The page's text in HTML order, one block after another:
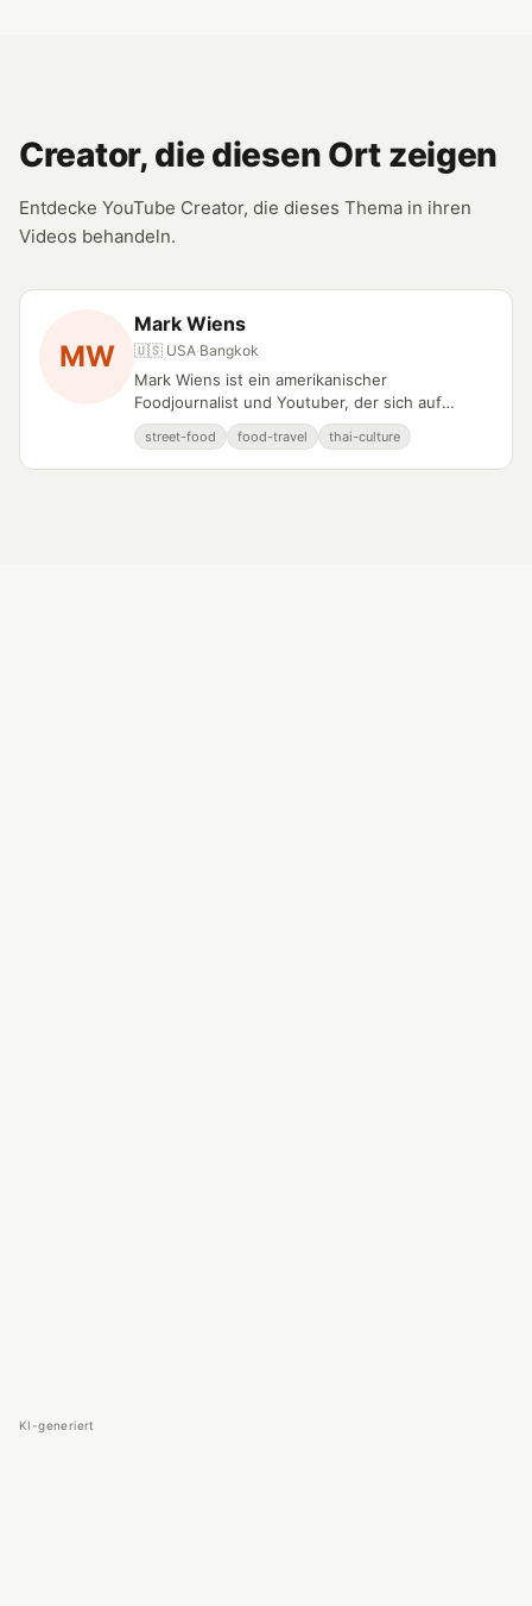
Creator, die diesen Ort zeigen
Entdecke YouTube Creator, die dieses Thema in ihren
Videos behandeln.
MW
Mark Wiens
🇺🇸 USA·Bangkok
Mark Wiens ist ein amerikanischer
Foodjournalist und Youtuber, der sich auf
authentische Dokumentationen der Thai-
Essenskultur spezialisiert.
street-food food-travel thai-culture
KI-generiert